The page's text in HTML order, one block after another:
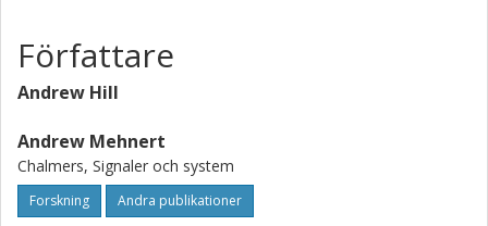
Författare
Andrew Hill
Andrew Mehnert
Chalmers, Signaler och system
Forskning Andra publikationer